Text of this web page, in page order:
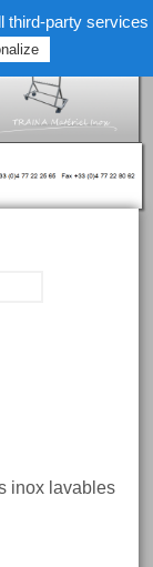
inox lavables
third-party services